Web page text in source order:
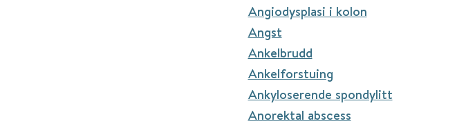
Angiodysplasi i kolon
Angst
Ankelbrudd
Ankelforstuing
Ankyloserende spondylitt
Anorektal abscess